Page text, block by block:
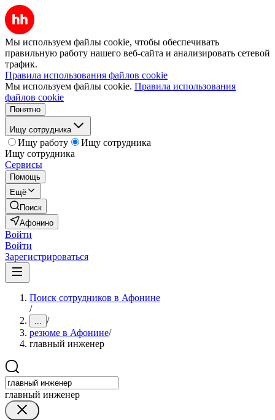
Мы используем файлы cookie, чтобы обеспечивать
правильную работу нашего веб-сайта и анализировать сетевой
трафик.
Правила использования файлов cookie
Мы используем файлы cookie. Правила использования
файлов cookie
Понятно
Ищу сотрудника
Ищу работу
Ищу сотрудника
Ищу сотрудника
Сервисы
Помощь
Ещё
Поиск
Афонино
Войти
Войти
Зарегистрироваться
Поиск сотрудников в Афонине
/
... /
резюме в Афонине/
главный инженер
главный инженер